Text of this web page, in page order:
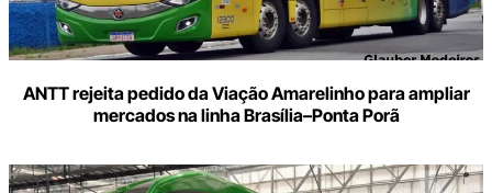
ANTT rejeita pedido da Viação Amarelinho para ampliar
mercados na linha Brasília–Ponta Porã